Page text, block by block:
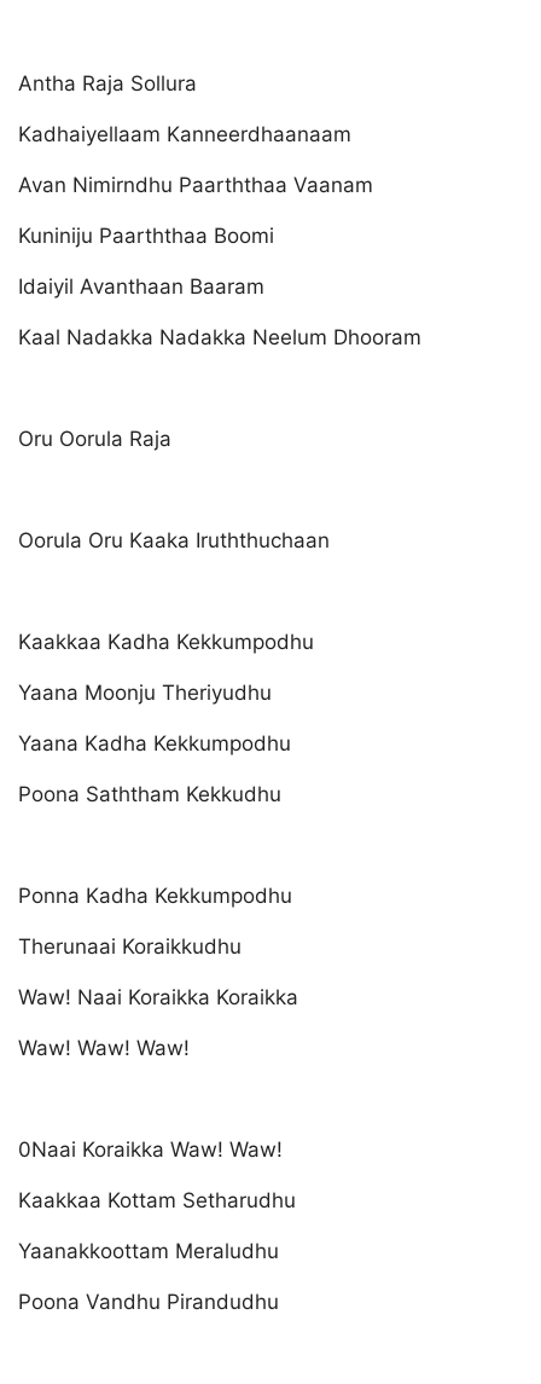
Antha Raja Sollura
Kadhaiyellaam Kanneerdhaanaam
Avan Nimirndhu Paarththaa Vaanam
Kuniniju Paarththaa Boomi
Idaiyil Avanthaan Baaram
Kaal Nadakka Nadakka Neelum Dhooram
Oru Oorula Raja
Oorula Oru Kaaka Iruththuchaan
Kaakkaa Kadha Kekkumpodhu
Yaana Moonju Theriyudhu
Yaana Kadha Kekkumpodhu
Poona Saththam Kekkudhu
Ponna Kadha Kekkumpodhu
Therunaai Koraikkudhu
Waw! Naai Koraikka Koraikka
Waw! Waw! Waw!
0Naai Koraikka Waw! Waw!
Kaakkaa Kottam Setharudhu
Yaanakkoottam Meraludhu
Poona Vandhu Pirandudhu